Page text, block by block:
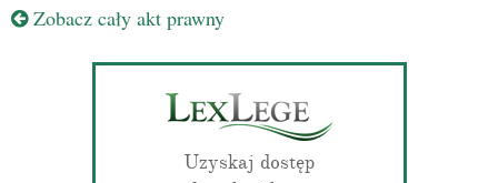
Zobacz cały akt prawny
Uzyskaj dostęp